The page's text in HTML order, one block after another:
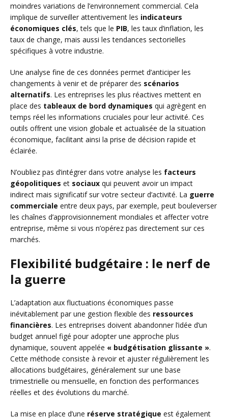
moindres variations de l’environnement commercial. Cela
implique de surveiller attentivement les indicateurs
économiques clés, tels que le PIB, les taux d’inflation, les
taux de change, mais aussi les tendances sectorielles
spécifiques à votre industrie.
Une analyse fine de ces données permet d’anticiper les
changements à venir et de préparer des scénarios
alternatifs. Les entreprises les plus réactives mettent en
place des tableaux de bord dynamiques qui agrègent en
temps réel les informations cruciales pour leur activité. Ces
outils offrent une vision globale et actualisée de la situation
économique, facilitant ainsi la prise de décision rapide et
éclairée.
N’oubliez pas d’intégrer dans votre analyse les facteurs
géopolitiques et sociaux qui peuvent avoir un impact
indirect mais significatif sur votre secteur d’activité. La guerre
commerciale entre deux pays, par exemple, peut bouleverser
les chaînes d’approvisionnement mondiales et affecter votre
entreprise, même si vous n’opérez pas directement sur ces
marchés.
Flexibilité budgétaire : le nerf de
la guerre
L’adaptation aux fluctuations économiques passe
inévitablement par une gestion flexible des ressources
financières. Les entreprises doivent abandonner l’idée d’un
budget annuel figé pour adopter une approche plus
dynamique, souvent appelée « budgétisation glissante ».
Cette méthode consiste à revoir et ajuster régulièrement les
allocations budgétaires, généralement sur une base
trimestrielle ou mensuelle, en fonction des performances
réelles et des évolutions du marché.
La mise en place d’une réserve stratégique est également